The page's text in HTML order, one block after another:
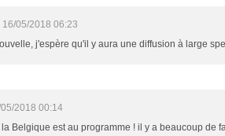
16/05/2018 06:23
j'espère qu'il y aura une diffusion à large
2018 00:14
Belgique est au programme ! il y a beaucoup de